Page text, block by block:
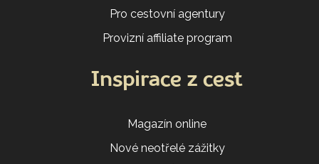
Pro cestovní agentury
Provizní affiliate program
Inspirace z cest
Magazín online
Nové neotřelé zážitky